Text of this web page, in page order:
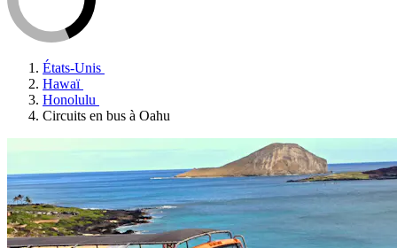
États-Unis
Hawaï
Honolulu
Circuits en bus à Oahu